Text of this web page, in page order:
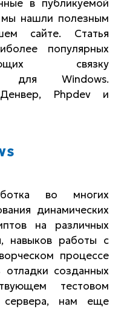
в публикуемой
мы нашли полезным
сайте. Статья
популярных
связку
для Windows.
Денвер, Phpdev и
во многих
динамических
на различных
навыков работы с
процессе
отладки созданных
тестовом
сервера, нам еще